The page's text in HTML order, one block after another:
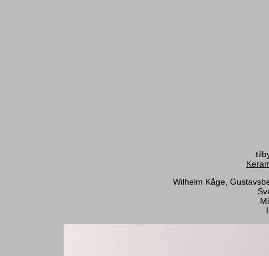
Wilhelm Kåge,